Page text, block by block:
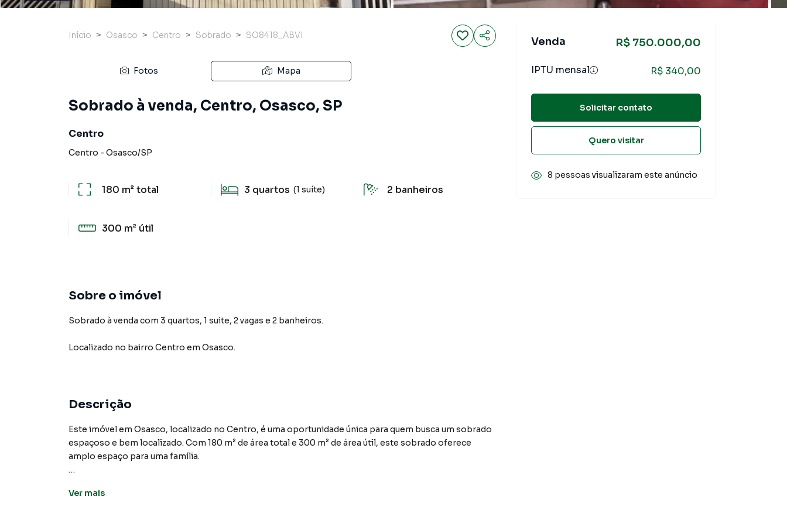
Início Osasco Centro Sobrado SO8418_ABVI
Fotos Mapa
Sobrado à venda, Centro, Osasco, SP
Centro
Centro - Osasco/SP
180 m²total 3 quartos (1 suíte) 2 banheiros
300 m² útil
Sobre o imóvel
Sobrado à venda com 3 quartos, 1 suite, 2 vagas e 2 banheiros.
Localizado no bairro Centro em Osasco.
Descrição
Este imóvel em Osasco, localizado no Centro, é uma oportunidade única para quem busca um sobrado
espaçoso e bem localizado. Com 180 m² de área total e 300 m² de área útil, este sobrado oferece
amplo espaço para uma família.
Atualmente, o imóvel está ocupado pelo proprietário, o que significa que é uma excelente opção para
Ver mais
Venda R$ 750.000,00
IPTU mensal R$ 340,00
Solicitar contato
Quero visitar
8 pessoas visualizaram este anúncio